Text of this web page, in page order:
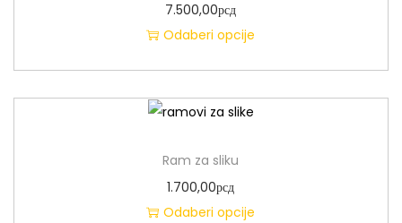
7.500,00рсд
Odaberi opcije
Ram za sliku
1.700,00рсд
Odaberi opcije